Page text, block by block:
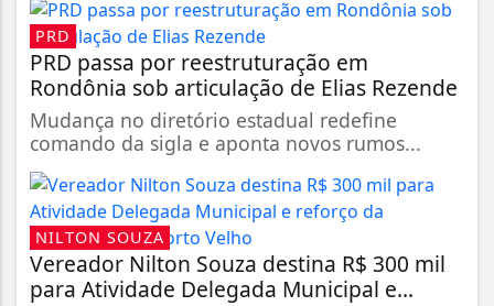
PRD
PRD passa por reestruturação em
Rondônia sob articulação de Elias Rezende
Mudança no diretório estadual redefine
comando da sigla e aponta novos rumos...
NILTON SOUZA
Vereador Nilton Souza destina R$ 300 mil
para Atividade Delegada Municipal e...